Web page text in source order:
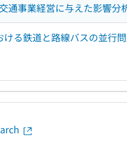
通事業経営に与えた影響分
ける鉄道と路線バスの並行